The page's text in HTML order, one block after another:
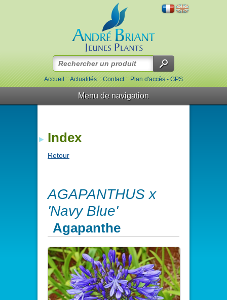
Accueil::Actualités::Contact::Plan d'accès - GPS
Menu de navigation
Index
Retour
AGAPANTHUS x
'Navy Blue'
Agapanthe